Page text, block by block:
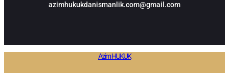
azimhukukdanismanlik.com@gmail.com
Azim HUKUK